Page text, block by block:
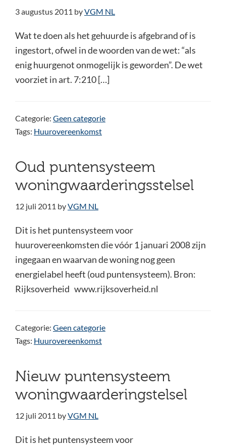
3 augustus 2011 byVGM NL
Wat te doen als het gehuurde is afgebrand of is
ingestort, ofwel in de woorden van de wet: “als
enig huurgenot onmogelijk is geworden”. De wet
voorziet in art. 7:210 […]
Categorie: Geen categorie
Tags: Huurovereenkomst
Oud puntensysteem
woningwaarderingsstelsel
12 juli 2011 byVGM NL
Dit is het puntensysteem voor
huurovereenkomsten die vóór 1 januari 2008 zijn
ingegaan en waarvan de woning nog geen
energielabel heeft (oud puntensysteem). Bron:
Rijksoverheid www.rijksoverheid.nl
Categorie: Geen categorie
Tags: Huurovereenkomst
Nieuw puntensysteem
woningwaarderingstelsel
12 juli 2011 byVGM NL
Dit is het puntensysteem voor